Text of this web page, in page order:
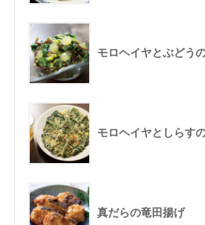
モロヘイヤとぶどう
モロヘイヤとしらす
真だらの竜田揚げ